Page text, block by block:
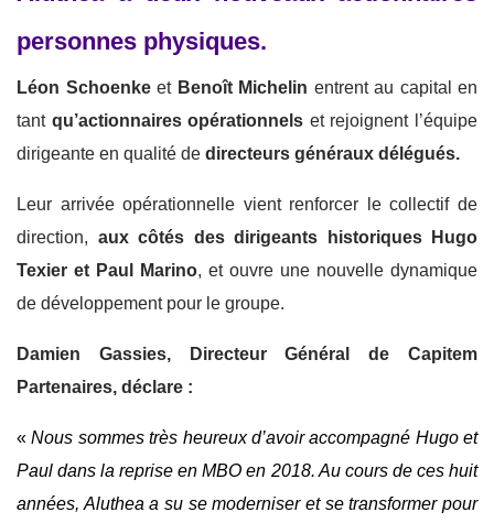
personnes physiques.
Léon Schoenkeet Benoît Michelin entrent au capital en
tant qu’actionnaires opérationnels et rejoignent l’équipe
dirigeante en qualité de directeurs généraux délégués.
Leur arrivée opérationnelle vient renforcer le collectif de
direction, aux côtés des dirigeants historiques Hugo
Texier et Paul Marino, et ouvre une nouvelle dynamique
de développement pour le groupe.
Damien Gassies, Directeur Général de Capitem
Partenaires, déclare :
«Nous sommes très heureux d’avoir accompagné Hugo et
Paul dans la reprise en MBO en 2018. Au cours de ces huit
années, Aluthea a su se moderniser et se transformer pour